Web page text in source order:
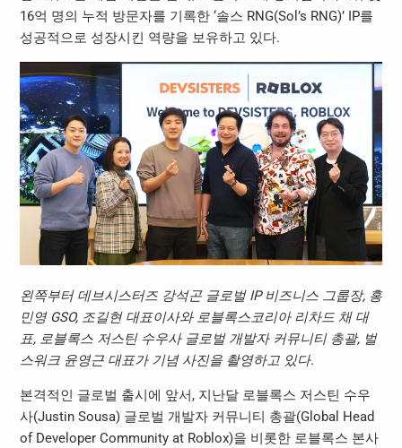
16억 명의 누적 방문자를 기록한 ‘솔스 RNG(Sol’s RNG)’ IP를
성공적으로 성장시킨 역량을 보유하고 있다.
왼쪽부터 데브시스터즈 강석곤 글로벌 IP 비즈니스 그룹장, 홍
민영 GSO, 조길현 대표이사와 로블록스코리아 리차드 채 대
표, 로블록스 저스틴 수우사 글로벌 개발자 커뮤니티 총괄, 벌
스워크 윤영근 대표가 기념 사진을 촬영하고 있다.
본격적인 글로벌 출시에 앞서, 지난달 로블록스 저스틴 수우
사(Justin Sousa) 글로벌 개발자 커뮤니티 총괄(Global Head
of Developer Community at Roblox)을 비롯한 로블록스 본사